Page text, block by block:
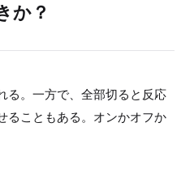
か？
る。一方で、全部切ると反応
ることもある。オンかオフか